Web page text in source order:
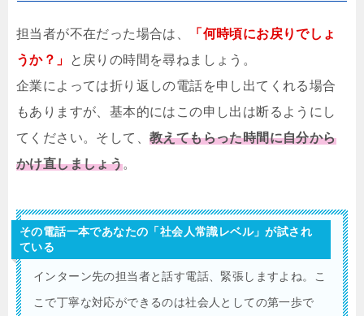
担当者が不在だった場合は、
「何時頃にお戻りでしょ
うか？」
と戻りの時間を尋ねましょう。
企業によっては折り返しの電話を申し出てくれる場合
もありますが、基本的にはこの申し出は断るようにし
てください。そして、 教えてもらった時間に自分から
かけ直しましょう。
その電話一本であなたの「社会人常識レベル」が試され
ている
インターン先の担当者と話す電話、緊張しますよね。こ
こで丁寧な対応ができるのは社会人としての第一歩で